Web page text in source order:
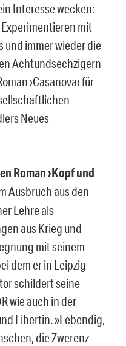
Interesse wecken:
mit
und immer wieder die
Achtundsechzigern
›Casanova‹ für
Neues
Roman ›Kopf und
Ausbruch aus den
Lehre als
aus Krieg und
mit seinem
dem er in Leipzig
schildert seine
wie auch in der
Libertin. »Lebendig,
die Zwerenz